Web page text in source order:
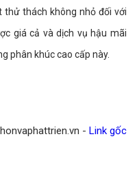
thử thách không nhỏ đối với
giá cả và dịch vụ hậu mãi
phân khúc cao cấp này.
- Link gốc